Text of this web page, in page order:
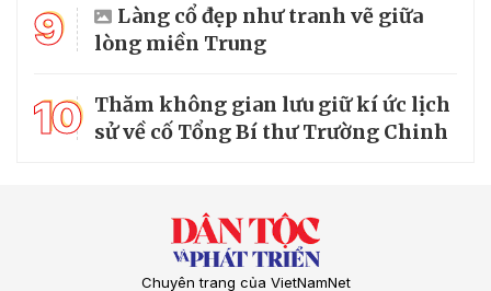
9
Làng cổ đẹp như tranh vẽ giữa
lòng miền Trung
10 Thăm không gian lưu giữ kí ức lịch
sử về cố Tổng Bí thư Trường Chinh
Chuyên trang của VietNamNet